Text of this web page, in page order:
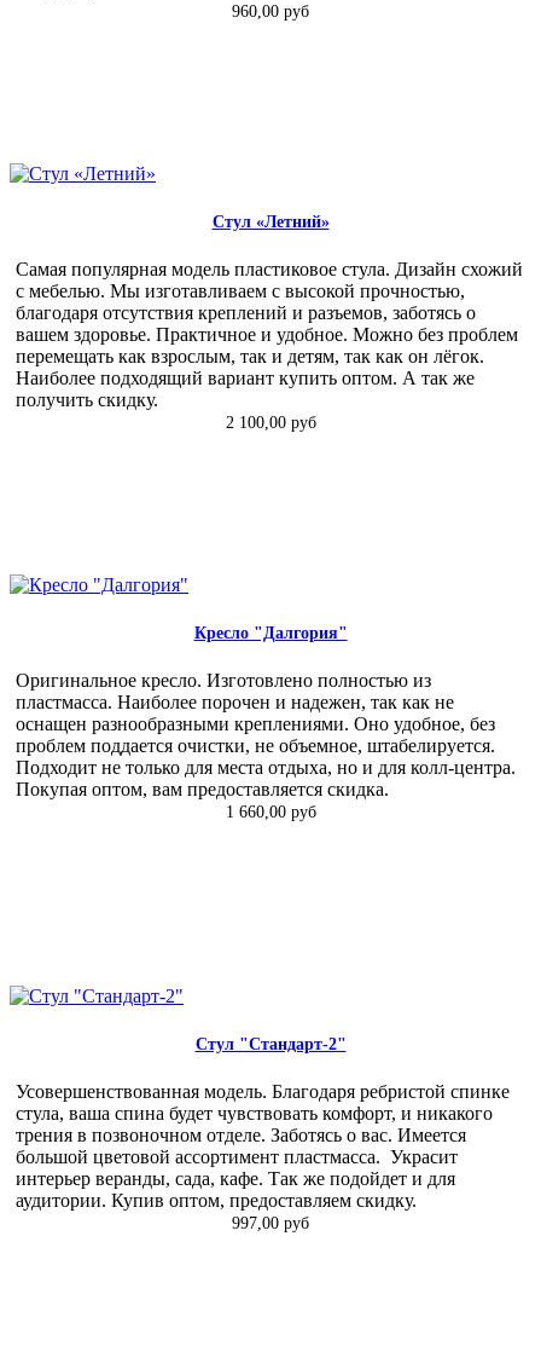
960,00 руб
Стул «Летний»
Самая популярная модель пластиковое стула. Дизайн схожий
с мебелью. Мы изготавливаем с высокой прочностью,
благодаря отсутствия креплений и разъемов, заботясь о
вашем здоровье. Практичное и удобное. Можно без проблем
перемещать как взрослым, так и детям, так как он лёгок.
Наиболее подходящий вариант купить оптом. А так же
получить скидку.
2 100,00 руб
Кресло "Далгория"
Оригинальное кресло. Изготовлено полностью из
пластмасса. Наиболее порочен и надежен, так как не
оснащен разнообразными креплениями. Оно удобное, без
проблем поддается очистки, не объемное, штабелируется.
Подходит не только для места отдыха, но и для колл-центра.
Покупая оптом, вам предоставляется скидка.
1 660,00 руб
Стул "Стандарт-2"
Усовершенствованная модель. Благодаря ребристой спинке
стула, ваша спина будет чувствовать комфорт, и никакого
трения в позвоночном отделе. Заботясь о вас. Имеется
большой цветовой ассортимент пластмасса. Украсит
интерьер веранды, сада, кафе. Так же подойдет и для
аудитории. Купив оптом, предоставляем скидку.
997,00 руб